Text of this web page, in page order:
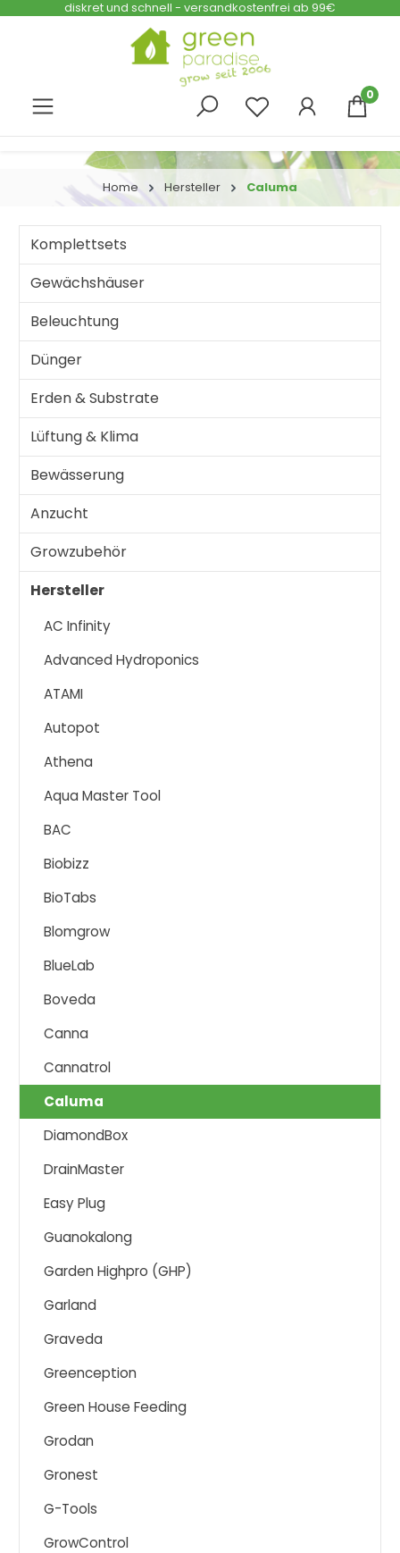
Zum Hauptinhalt springen
diskret und schnell - versandkostenfrei ab 99€
0
Home Hersteller Caluma
Komplettsets
Gewächshäuser
Beleuchtung
Dünger
Erden & Substrate
Lüftung & Klima
Bewässerung
Anzucht
Growzubehör
Hersteller
AC Infinity
Advanced Hydroponics
ATAMI
Autopot
Athena
Aqua Master Tool
BAC
Biobizz
BioTabs
Blomgrow
BlueLab
Boveda
Canna
Cannatrol
Caluma
DiamondBox
DrainMaster
Easy Plug
Guanokalong
Garden Highpro (GHP)
Garland
Graveda
Greenception
Green House Feeding
Grodan
Gronest
G-Tools
GrowControl